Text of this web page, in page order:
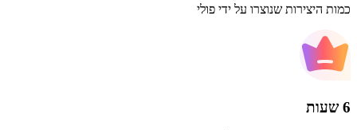
כמות היצירות שנוצרו על ידי פולי
6 שעות